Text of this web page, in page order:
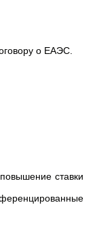
о ЕАЭС.
ставки